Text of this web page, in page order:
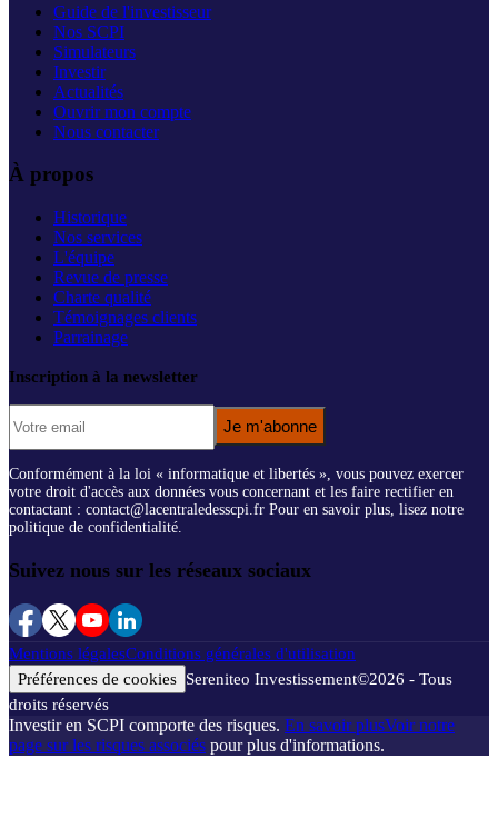
Guide de l'investisseur
Nos SCPI
Simulateurs
Investir
Actualités
Ouvrir mon compte
Nous contacter
À propos
Historique
Nos services
L'équipe
Revue de presse
Charte qualité
Témoignages clients
Parrainage
Inscription à la newsletter
Je m'abonne
Conformément à la loi « informatique et libertés », vous pouvez exercer
votre droit d'accès aux données vous concernant et les faire rectifier en
contactant : contact@lacentraledesscpi.fr Pour en savoir plus, lisez notre
politique de confidentialité.
Suivez nous sur les réseaux sociaux
Mentions légalesConditions générales d'utilisation
Préférences de cookies Sereniteo Investissement©2026 - Tous
droits réservés
Investir en SCPI comporte des risques. En savoir plusVoir notre
page sur les risques associés pour plus d'informations.